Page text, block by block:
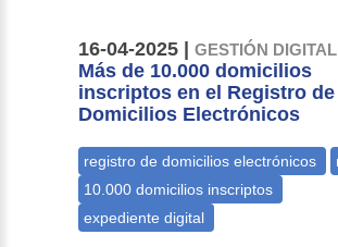
16-04-2025 |GESTIÓN DIGITAL
Más de 10.000 domicilios
inscriptos en el Registro de
Domicilios Electrónicos